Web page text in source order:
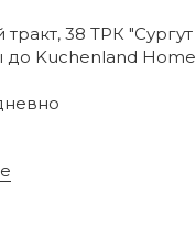
38 ТРК
до Kuchenland